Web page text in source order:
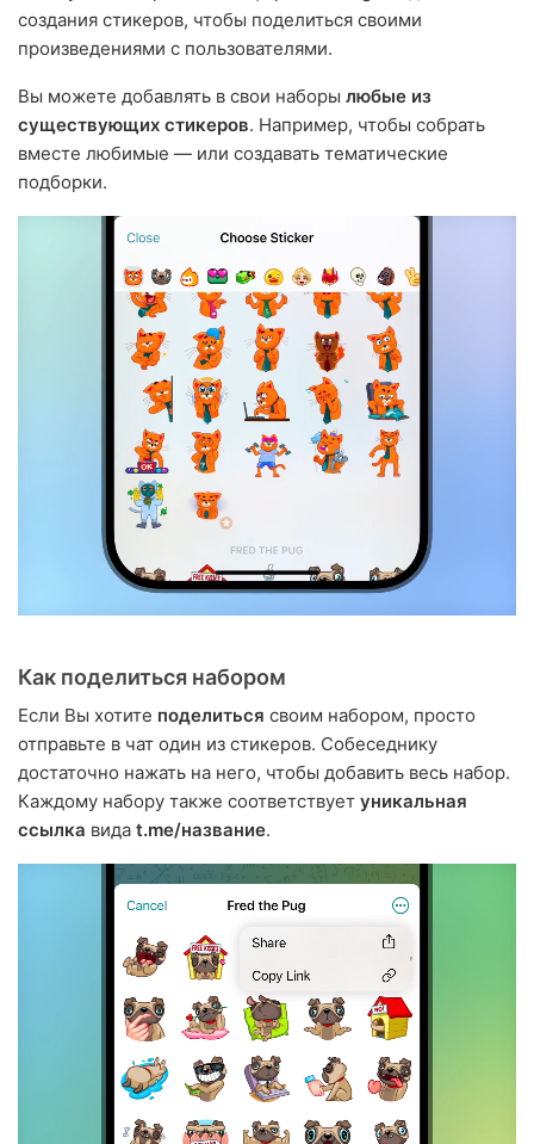
создания стикеров, чтобы поделиться своими
произведениями с пользователями.
Вы можете добавлять в свои наборы любые из
существующих стикеров. Например, чтобы собрать
вместе любимые — или создавать тематические
подборки.
Как поделиться набором
Если Вы хотите поделиться своим набором, просто
отправьте в чат один из стикеров. Собеседнику
достаточно нажать на него, чтобы добавить весь набор.
Каждому набору также соответствует уникальная
ссылка вида t.me/название.